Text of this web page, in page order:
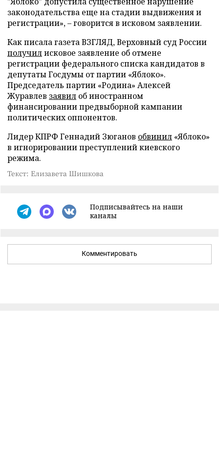
законодательства еще на стадии выдвижения и
регистрации», – говорится в исковом заявлении.
Как писала газета ВЗГЛЯД, Верховный суд России
получилисковое заявление об отмене
регистрации федерального списка кандидатов в
депутаты Госдумы от партии «Яблоко».
Председатель партии «Родина» Алексей
Журавлев заявил об иностранном
финансировании предвыборной кампании
политических оппонентов.
Лидер КПРФ Геннадий Зюганов обвинил «Яблоко»
в игнорировании преступлений киевского
режима.
Текст: Елизавета Шишкова
Подписывайтесь на наши
каналы
Комментировать